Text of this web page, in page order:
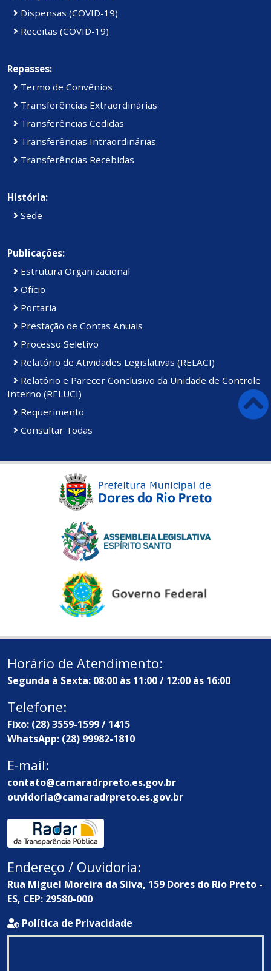
Dispensas (COVID-19)
Receitas (COVID-19)
Repasses:
Termo de Convênios
Transferências Extraordinárias
Transferências Cedidas
Transferências Intraordinárias
Transferências Recebidas
História:
Sede
Publicações:
Estrutura Organizacional
Ofício
Portaria
Prestação de Contas Anuais
Processo Seletivo
Relatório de Atividades Legislativas (RELACI)
Relatório e Parecer Conclusivo da Unidade de Controle
Interno (RELUCI)
Requerimento
Consultar Todas
Horário de Atendimento:
Segunda à Sexta: 08:00 às 11:00 / 12:00 às 16:00
Telefone:
Fixo: (28) 3559-1599 / 1415
WhatsApp: (28) 99982-1810
E-mail:
contato@camaradrpreto.es.gov.br
ouvidoria@camaradrpreto.es.gov.br
Endereço / Ouvidoria:
Rua Miguel Moreira da Silva, 159 Dores do Rio Preto -
ES, CEP: 29580-000
Política de Privacidade